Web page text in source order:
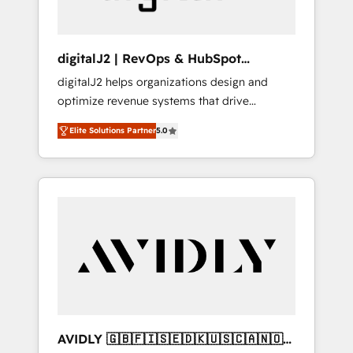
digitalJ2 | RevOps & HubSpot
Implementations
digitalJ2 helps organizations design and
optimize revenue systems that drive
scalable, predictable growth. As a triple-
accredited HubSpot Solutions Partner, we
specialize in both strategic RevOps planning
and hands-on technical execution - building
Services - Managed IT (MSP) - Franchises -
Professional Services - And more! How we
Custom integrations and workflow
Elite Solutions Partner5.0
AVIDLY 🇬🇧🇫🇮🇸🇪🇩🇰🇺🇸🇨🇦🇳🇴